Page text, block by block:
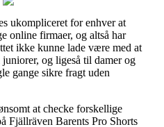
ukompliceret for enhver at
online firmaer, og altså har
ikke kunne lade være med at
og ligeså til damer og
gange sikre fragt uden
at checke forskellige
Fjällräven Barents Pro Shorts